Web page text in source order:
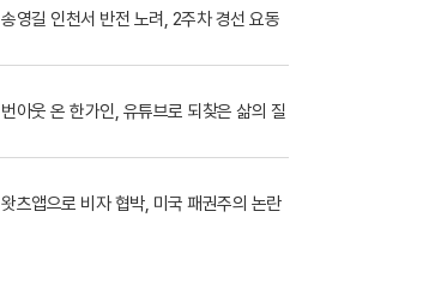
송영길 인천서 반전 노려, 2주차 경선 요동
번아웃 온 한가인, 유튜브로 되찾은 삶의 질
왓츠앱으로 비자 협박, 미국 패권주의 논란